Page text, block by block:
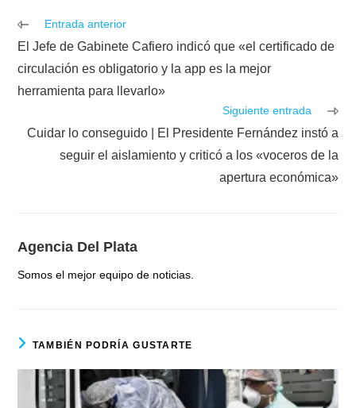
Leer
artículos
Entrada anterior
El Jefe de Gabinete Cafiero indicó que «el certificado de
circulación es obligatorio y la app es la mejor
herramienta para llevarlo»
Siguiente entrada
Cuidar lo conseguido | El Presidente Fernández instó a
seguir el aislamiento y criticó a los «voceros de la
apertura económica»
Agencia Del Plata
Somos el mejor equipo de noticias.
TAMBIÉN PODRÍA GUSTARTE